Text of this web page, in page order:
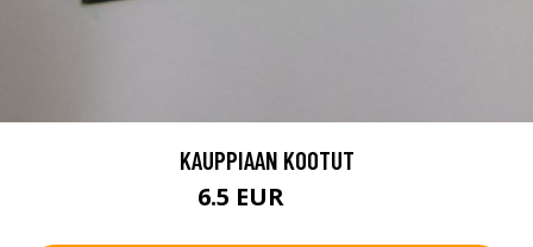
KAUPPIAAN KOOTUT
6.5 EUR